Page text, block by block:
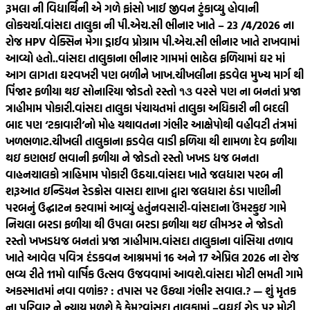
રૂમલા ની વિદ્યાર્થિની એ ગળે ફાંસો ખાઈ જીવન ટુંકાવ્યુ હોવાની
લોકચર્ચા.વાંસદા તાલુકા ની પી.એચ.સી ભીનાર ખાતે – 23 /4/2026 ના
રોજ HPV વેક્સિન મેગા ડ્રાઈવ પ્રોગ્રામ પી.એચ.સી ભીનાર ખાતે રાખવામાં
આવ્યો હતો..વાંસદા તાલુકાના ભીનાર ગામમાં ભાઠેલ ફળિયામાં ઘર માં
આગ લાગતા ઘરવખરી પણ બળીને ખાખ.ચીખલીના ફડવેલ મુખ્ય માર્ગ થી
પિંજાર ફળીયા થઇ સોનારિયા જોડતો રસ્તો ૧૩ વરસે પણ ના બનતાં પ્રજા
ત્રાહીમામ પોકારી.વાંસદા તાલુકા પંચાયતમાં તાલુકા અધિકારી ની બદલી
બાદ પણ ‘ટકાવારી’નો મોહ યથાવતના ગંભીર આક્ષેપોથી વહીવટી તંત્રમાં
ખળભળાટ.ચીખલી તાલુકાના ફડવેલ વાડી ફળિયા થી શામળા દેવ ફળીયા
થઇ કણભઈ ભવાની ફળીયા ને જોડતો રસ્તો ખખડ ધજ બનતા
વાહનચાલકો ત્રાહિમામ પોકારી ઉઠયા.વાંસદા ખાતે જલધારા પરબ ની
શરૂઆત ઇન્ડિયન રેડક્રોસ વાસદા શાખા દ્વારા જલધારા ઠંડા પાણીની
પરબનું ઉદ્ઘાટન કરવામાં આવ્યું હતુંનવસારી-વાંસદાના ઉંમરકુઇ ગામે
નિચલા બરડા ફળીયા થી ઉપલા બરડા ફળીયા થઇ લીમઝર ને જોડતો
રસ્તો ખખડધજ બનતાં પ્રજા ત્રાહીમામ.વાંસદા તાલુકાના વાંસિયા તળાવ
ખાતે આવેલ પવિત્ર દંડકવન આશ્રમમાં 16 અને 17 એપ્રિલ 2026 ના રોજ
ભવ્ય રીતે 11મો વાર્ષિક ઉત્સવ ઉજવવામાં આવશે.વાંસદા મોટી ભમતી ગામે
અકસ્માતમાં નવા વળાંક? : તપાસ પર ઉઠ્યા ગંભીર સવાલ.? — શું મૃતક